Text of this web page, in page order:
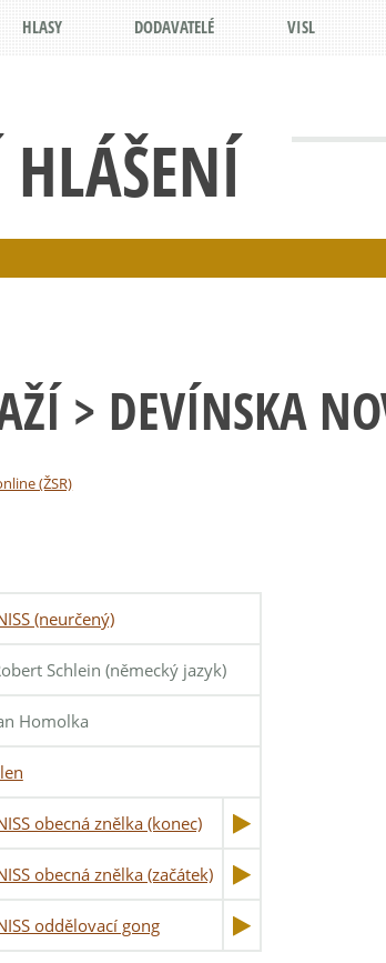
HLASY DODAVATELÉ VISL
> DEVÍNSKA
(ŽSR)
(neurčený)
Schlein (německý jazyk)
Homolka
obecná znělka (konec)
obecná znělka (začátek)
oddělovací gong